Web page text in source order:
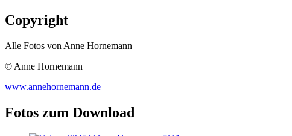
Copyright
Alle Fotos von Anne Hornemann
© Anne Hornemann
www.annehornemann.de
Fotos zum Download